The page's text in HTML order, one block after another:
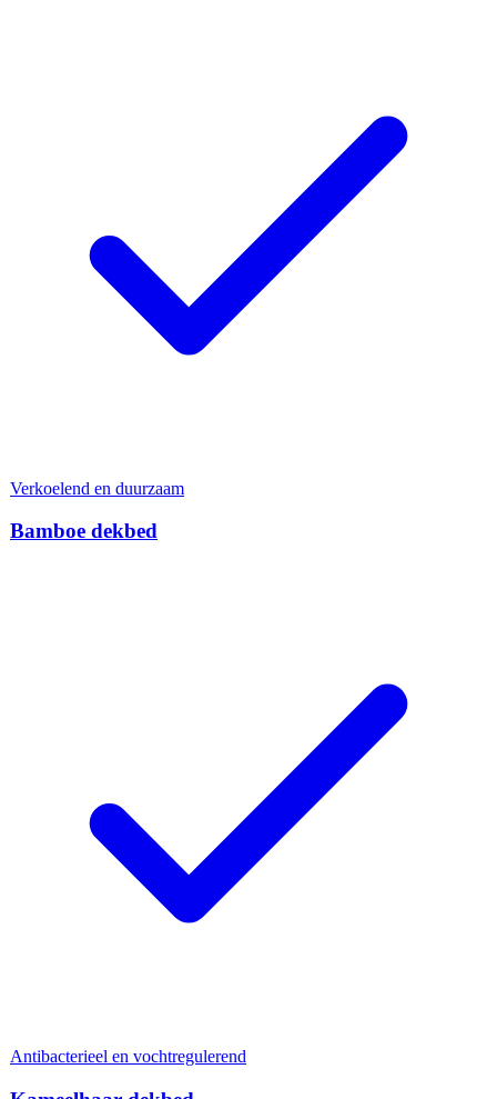
Verkoelend en duurzaam
Bamboe dekbed
Antibacterieel en vochtregulerend